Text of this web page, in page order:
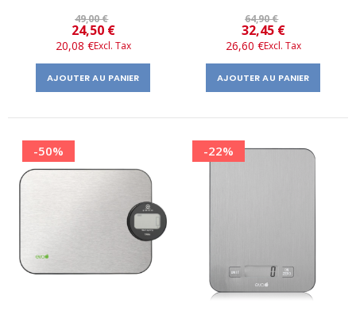
49,00 €
Prix
​​
spécial
24,50 €
20,08 €
AJOUTER AU PANIER
64,90 €
Prix
​​
spécial
32,45 €
26,60 €
AJOUTER AU PANIER
-50% -22%